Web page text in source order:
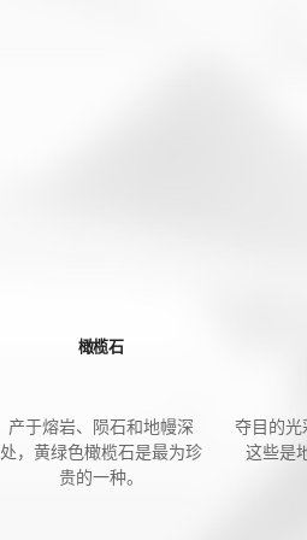
橄榄石
产于熔岩、陨石和地幔深
处，黄绿色橄榄石是最为珍
贵的一种。
夺目的光
这些是